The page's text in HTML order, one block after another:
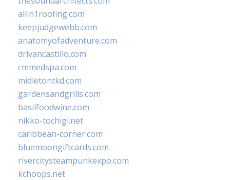
allin1roofing.com
keepjudgewebb.com
anatomyofadventure.com
drivancastillo.com
cmmedspa.com
midletontkd.com
gardensandgrills.com
basilfoodwine.com
nikko-tochigi.net
caribbean-corner.com
bluemoongiftcards.com
rivercitysteampunkexpo.com
kchoops.net